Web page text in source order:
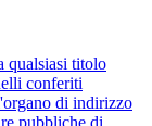
qualsiasi titolo
conferiti
di indirizzo